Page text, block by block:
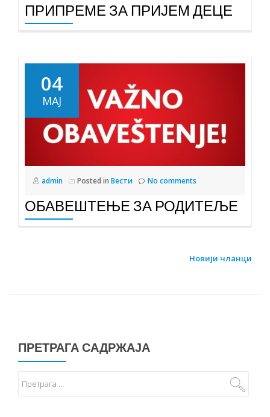
ПРИПРЕМЕ ЗА ПРИЈЕМ ДЕЦЕ
04
МАЈ
admin Posted in Вести No comments
ОБАВЕШТЕЊЕ ЗА РОДИТЕЉЕ
Новији чланци
ПРЕТРАГА САДРЖАЈА